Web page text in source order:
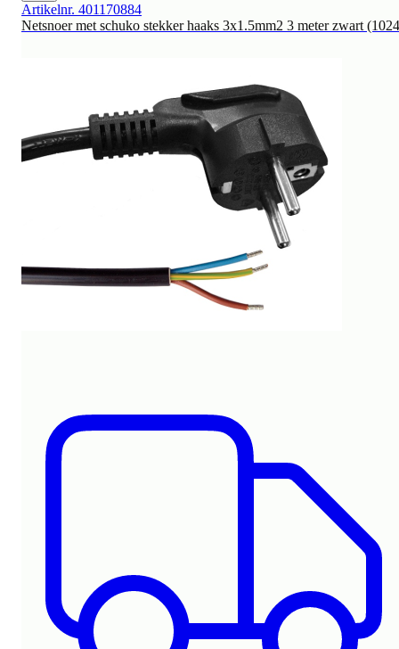
Artikelnr. 401170884
Netsnoer met schuko stekker haaks 3x1.5mm2 3 meter zwart